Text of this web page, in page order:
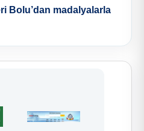
Bolu’dan madalyalarla